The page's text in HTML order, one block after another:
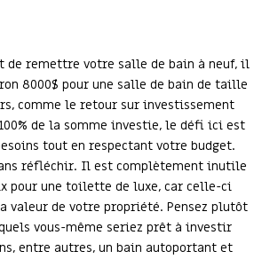
de remettre votre salle de bain à neuf, il
8000$ pour une salle de bain de taille
comme le retour sur investissement
de la somme investie, le défi ici est
tout en respectant votre budget.
réfléchir. Il est complètement inutile
pour une toilette de luxe, car celle-ci
valeur de votre propriété. Pensez plutôt
vous-même seriez prêt à investir
entre autres, un bain autoportant et